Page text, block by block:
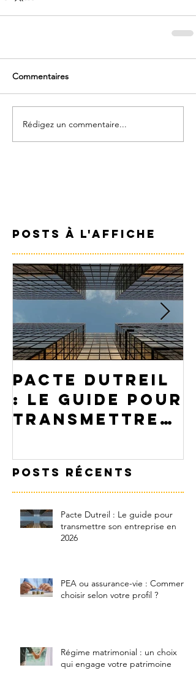
Commentaires
Rédigez un commentaire...
Posts à l'affiche
Pacte Dutreil
: Le guide pour
transmettre
entreprise en
2026
Posts Récents
Pacte Dutreil : Le guide pour
transmettre son entreprise en
2026
PEA ou assurance-vie : Comment
choisir selon votre profil ?
Régime matrimonial : un choix
qui engage votre patrimoine